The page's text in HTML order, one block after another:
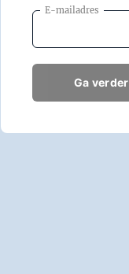
E-mailadres
Ga verder